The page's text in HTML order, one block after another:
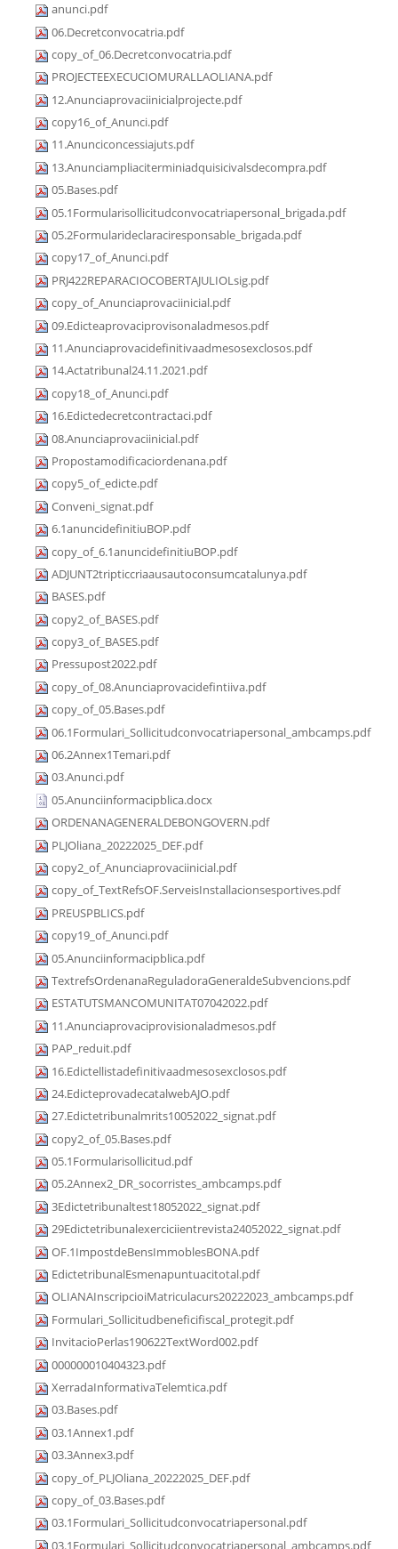
anunci.pdf
06.Decretconvocatria.pdf
copy_of_06.Decretconvocatria.pdf
PROJECTEEXECUCIOMURALLAOLIANA.pdf
12.Anunciaprovaciinicialprojecte.pdf
copy16_of_Anunci.pdf
11.Anunciconcessiajuts.pdf
13.Anunciampliaciterminiadquisicivalsdecompra.pdf
05.Bases.pdf
05.1Formularisollicitudconvocatriapersonal_brigada.pdf
05.2Formularideclaraciresponsable_brigada.pdf
copy17_of_Anunci.pdf
PRJ422REPARACIOCOBERTAJULIOLsig.pdf
copy_of_Anunciaprovaciinicial.pdf
09.Edicteaprovaciprovisonaladmesos.pdf
11.Anunciaprovacidefinitivaadmesosexclosos.pdf
14.Actatribunal24.11.2021.pdf
copy18_of_Anunci.pdf
16.Edictedecretcontractaci.pdf
08.Anunciaprovaciinicial.pdf
Propostamodificaciordenana.pdf
copy5_of_edicte.pdf
Conveni_signat.pdf
6.1anuncidefinitiuBOP.pdf
copy_of_6.1anuncidefinitiuBOP.pdf
ADJUNT2tripticcriaausautoconsumcatalunya.pdf
BASES.pdf
copy2_of_BASES.pdf
copy3_of_BASES.pdf
Pressupost2022.pdf
copy_of_08.Anunciaprovacidefintiiva.pdf
copy_of_05.Bases.pdf
06.1Formulari_Sollicitudconvocatriapersonal_ambcamps.pdf
06.2Annex1Temari.pdf
03.Anunci.pdf
05.Anunciinformacipblica.docx
ORDENANAGENERALDEBONGOVERN.pdf
PLJOliana_20222025_DEF.pdf
copy2_of_Anunciaprovaciinicial.pdf
copy_of_TextRefsOF.ServeisInstallacionsesportives.pdf
PREUSPBLICS.pdf
copy19_of_Anunci.pdf
05.Anunciinformacipblica.pdf
TextrefsOrdenanaReguladoraGeneraldeSubvencions.pdf
ESTATUTSMANCOMUNITAT07042022.pdf
11.Anunciaprovaciprovisionaladmesos.pdf
PAP_reduit.pdf
16.Edictellistadefinitivaadmesosexclosos.pdf
24.EdicteprovadecatalwebAJO.pdf
27.Edictetribunalmrits10052022_signat.pdf
copy2_of_05.Bases.pdf
05.1Formularisollicitud.pdf
05.2Annex2_DR_socorristes_ambcamps.pdf
3Edictetribunaltest18052022_signat.pdf
29Edictetribunalexerciciientrevista24052022_signat.pdf
OF.1ImpostdeBensImmoblesBONA.pdf
EdictetribunalEsmenapuntuacitotal.pdf
OLIANAInscripcioiMatriculacurs20222023_ambcamps.pdf
Formulari_Sollicitudbeneficifiscal_protegit.pdf
InvitacioPerlas190622TextWord002.pdf
000000010404323.pdf
XerradaInformativaTelemtica.pdf
03.Bases.pdf
03.1Annex1.pdf
03.3Annex3.pdf
copy_of_PLJOliana_20222025_DEF.pdf
copy_of_03.Bases.pdf
03.1Formulari_Sollicitudconvocatriapersonal.pdf
03.1Formulari_Sollicitudconvocatriapersonal_ambcamps.pdf